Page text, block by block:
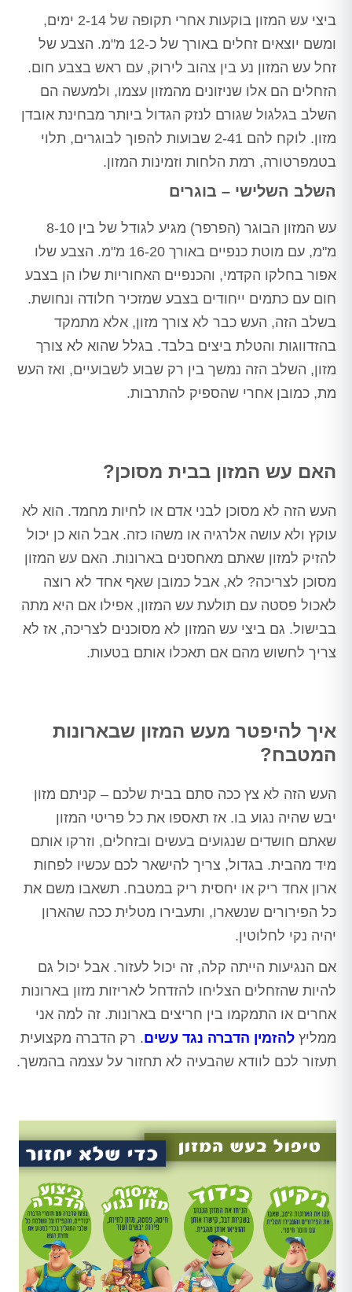
ביצי עש המזון בוקעות אחרי תקופה של 2-14 ימים,
ומשם יוצאים זחלים באורך של כ-12 מ"מ. הצבע של
זחל עש המזון נע בין צהוב לירוק, עם ראש בצבע חום.
הזחלים הם אלו שניזונים מהמזון עצמו, ולמעשה הם
השלב בגלגול שגורם לנזק הגדול ביותר מבחינת אובדן
מזון. לוקח להם 2-41 שבועות להפוך לבוגרים, תלוי
בטמפרטורה, רמת הלחות וזמינות המזון.
השלב השלישי – בוגרים
עש המזון הבוגר (הפרפר) מגיע לגודל של בין 8-10
מ"מ, עם מוטת כנפיים באורך 16-20 מ"מ. הצבע שלו
אפור בחלקו הקדמי, והכנפיים האחוריות שלו הן בצבע
חום עם כתמים ייחודים בצבע שמזכיר חלודה ונחושת.
בשלב הזה, העש כבר לא צורך מזון, אלא מתמקד
בהזדווגות והטלת ביצים בלבד. בגלל שהוא לא צורך
מזון, השלב הזה נמשך בין רק שבוע לשבועיים, ואז העש
מת, כמובן אחרי שהספיק להתרבות.
האם עש המזון בבית מסוכן?
העש הזה לא מסוכן לבני אדם או לחיות מחמד. הוא לא
עוקץ ולא עושה אלרגיה או משהו כזה. אבל הוא כן יכול
להזיק למזון שאתם מאחסנים בארונות. האם עש המזון
מסוכן לצריכה? לא, אבל כמובן שאף אחד לא רוצה
לאכול פסטה עם תולעת עש המזון, אפילו אם היא מתה
בבישול. גם ביצי עש המזון לא מסוכנים לצריכה, אז לא
צריך לחשוש מהם אם תאכלו אותם בטעות.
איך להיפטר מעש המזון שבארונות
המטבח?
העש הזה לא צץ ככה סתם בבית שלכם – קניתם מזון
יבש שהיה נגוע בו. אז תאספו את כל פריטי המזון
שאתם חושדים שנגועים בעשים ובזחלים, וזרקו אותם
מיד מהבית. בגדול, צריך להישאר לכם עכשיו לפחות
ארון אחד ריק או יחסית ריק במטבח. תשאבו משם את
כל הפירורים שנשארו, ותעבירו מטלית ככה שהארון
יהיה נקי לחלוטין.
אם הנגיעות הייתה קלה, זה יכול לעזור. אבל יכול גם
להיות שהזחלים הצליחו להזדחל לאריזות מזון בארונות
אחרים או התמקמו בין חריצים בארונות. זה למה אני
ממליץ להזמין הדברה נגד עשים. רק הדברה מקצועית
תעזור לכם לוודא שהבעיה לא תחזור על עצמה בהמשך.